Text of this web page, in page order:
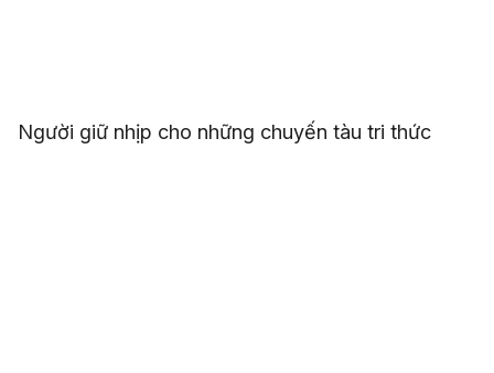
Người giữ nhịp cho những chuyến tàu tri thức